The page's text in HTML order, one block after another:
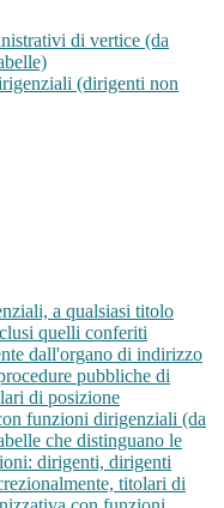
di vertice (da
(dirigenti non
a qualsiasi titolo
quelli conferiti
dall'organo di indirizzo
pubbliche di
di posizione
funzioni dirigenziali (da
che distinguano le
dirigenti, dirigenti
titolari di